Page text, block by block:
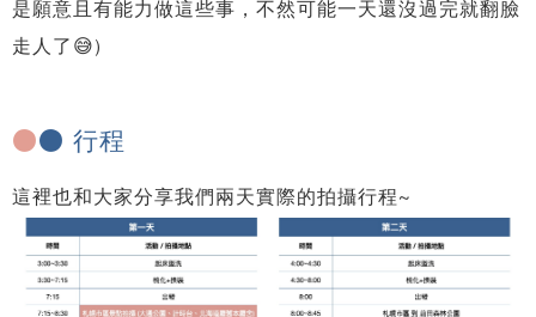
是願意且有能力做這些事，不然可能一天還沒過完就翻臉
走人了😅)
●● 行程
這裡也和大家分享我們兩天實際的拍攝行程~